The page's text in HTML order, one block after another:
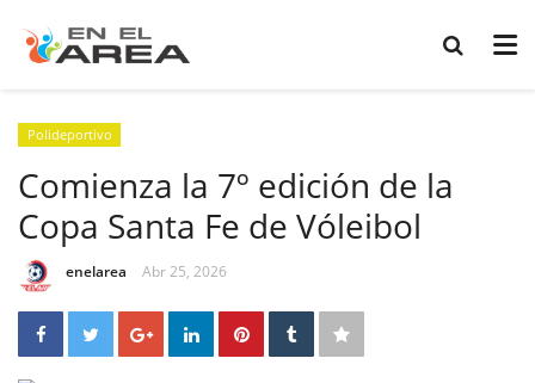
Polideportivo
Comienza la 7º edición de la
Copa Santa Fe de Vóleibol
enelarea Abr 25, 2026